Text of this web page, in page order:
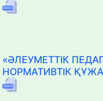
«ӘЛЕУМЕТТІК
НОРМАТИВТІК